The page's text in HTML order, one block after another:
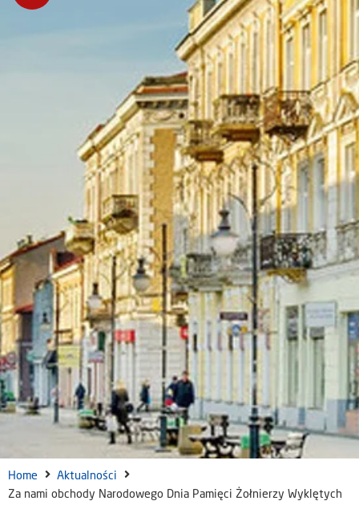
Home
Aktualności
Za nami obchody Narodowego Dnia Pamięci Żołnierzy Wyklętych